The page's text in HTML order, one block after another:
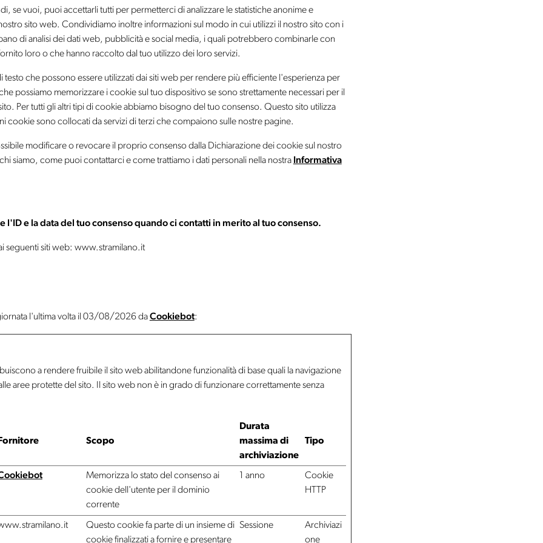
se vuoi, puoi accettarli tutti per permetterci di analizzare le statistiche anonime e
sito web. Condividiamo inoltre informazioni sul modo in cui utilizzi il nostro sito con i
di analisi dei dati web, pubblicità e social media, i quali potrebbero combinarle con
loro o che hanno raccolto dal tuo utilizzo dei loro servizi.
che possono essere utilizzati dai siti web per rendere più efficiente l'esperienza per
possiamo memorizzare i cookie sul tuo dispositivo se sono strettamente necessari per il
Per tutti gli altri tipi di cookie abbiamo bisogno del tuo consenso. Questo sito utilizza
cookie sono collocati da servizi di terzi che compaiono sulle nostre pagine.
modificare o revocare il proprio consenso dalla Dichiarazione dei cookie sul nostro
siamo, come puoi contattarci e come trattiamo i dati personali nella nostra Informativa
l'ID e la data del tuo consenso quando ci contatti in merito al tuo consenso.
seguenti siti web: www.stramilano.it
l'ultima volta il 03/08/2026 daCookiebot:
a rendere fruibile il sito web abilitandone funzionalità di base quali la navigazione
aree protette del sito. Il sito web non è in grado di funzionare correttamente senza
Scopo
Durata
massima di
archiviazione
Tipo
Memorizza lo stato del consenso ai
cookie dell'utente per il dominio
corrente
1 anno
Cookie
HTTP
Questo cookie fa parte di un insieme di
cookie finalizzati a fornire e presentare
Sessione
Archiviazi
one